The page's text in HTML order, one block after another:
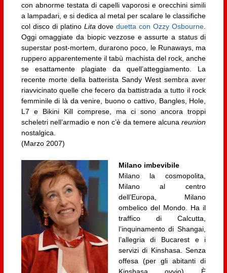
con abnorme testata di capelli vaporosi e orecchini simili
a lampadari, e si dedica al metal per scalare le classifiche
col disco di platino Lita doveduetta con Ozzy Osbourne
Oggi omaggiate da biopic vezzose e assurte a status di
superstar post-mortem, durarono poco, le Runaways, ma
ruppero apparentemente il tabù machista del rock, anche
se esattamente plagiate da quell’atteggiamento. La
recente morte della batterista Sandy West sembra aver
riavvicinato quelle che fecero da battistrada a tutto il rock
femminile di là da venire, buono o cattivo, Bangles, Hole,
L7 e Bikini Kill comprese, ma ci sono ancora troppi
scheletri nell’armadio e non c’è da temere alcunareunion
nostalgica.
(Marzo 2007)
Milano imbevibile
Milano la cosmopolita,
Milano al centro
dell’Europa, Milano
ombelico del Mondo. Ha il
traffico di Calcutta,
l’inquinamento di Shangai,
l’allegria di Bucarest e i
servizi di Kinshasa. Senza
offesa (per gli abitanti di